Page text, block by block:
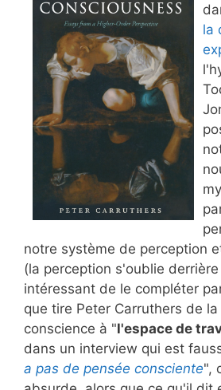
la
notre système de perception
(la perception s'oublie
intéressant de le compléter
que tire Peter Carruthers de
conscience à "l'espace de
dans un interview qui est
a pas de pensée consciente",